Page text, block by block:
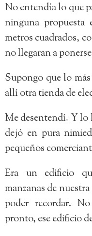
No entendía lo que
ninguna propuesta
metros cuadrados,
no llegaran a
Supongo que lo
allí otra tienda de
Me desentendí. Y lo
dejó en pura
pequeños
Era un edificio
manzanas de
poder recordar.
pronto, ese edificio